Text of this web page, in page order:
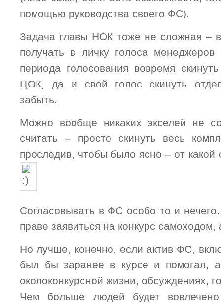
помощью руководства своего ФС).
Задача главы НОК тоже не сложная –
получать в личку голоса
периода голосования вовремя
ЦОК, да и свой голос скинуть
забыть.
Можно вообще никаких экселей не
считать – просто скинуть весь
проследив, чтобы было ясно – от какой
Согласовывать в ФС особо то и
праве заявиться на конкурс самоходом,
Но лучше, конечно, если актив ФС,
был бы заранее в курсе и помогал,
околоконкурсной жизни, обсуждениях,
Чем больше людей будет вовлечено